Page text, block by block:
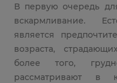
В первую очередь
вскармливание.
является
возраста,
более того,
рассматривают в